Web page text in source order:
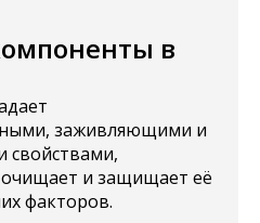
в
заживляющими и
свойствами,
и защищает её
факторов.